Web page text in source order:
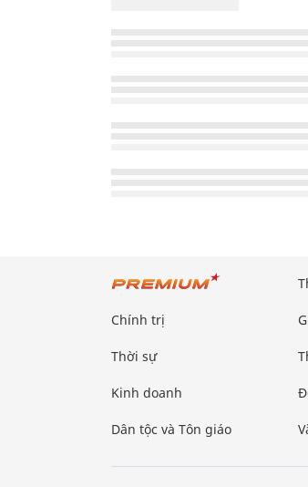
Chính trị
Thời sự
Kinh doanh
Dân tộc và Tôn giáo